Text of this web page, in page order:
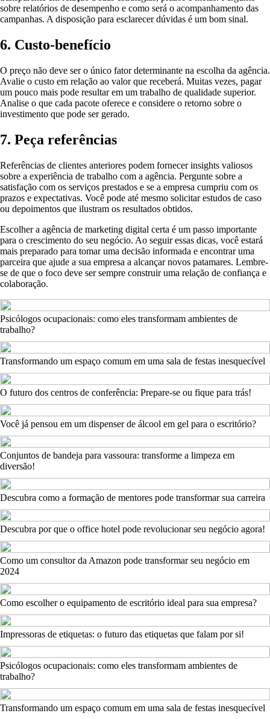
sobre relatórios de desempenho e como será o acompanhamento das
campanhas. A disposição para esclarecer dúvidas é um bom sinal.
6. Custo-benefício
O preço não deve ser o único fator determinante na escolha da agência.
Avalie o custo em relação ao valor que receberá. Muitas vezes, pagar
um pouco mais pode resultar em um trabalho de qualidade superior.
Analise o que cada pacote oferece e considere o retorno sobre o
investimento que pode ser gerado.
7. Peça referências
Referências de clientes anteriores podem fornecer insights valiosos
sobre a experiência de trabalho com a agência. Pergunte sobre a
satisfação com os serviços prestados e se a empresa cumpriu com os
prazos e expectativas. Você pode até mesmo solicitar estudos de caso
ou depoimentos que ilustram os resultados obtidos.
Escolher a agência de marketing digital certa é um passo importante
para o crescimento do seu negócio. Ao seguir essas dicas, você estará
mais preparado para tomar uma decisão informada e encontrar uma
parceira que ajude a sua empresa a alcançar novos patamares. Lembre-
se de que o foco deve ser sempre construir uma relação de confiança e
colaboração.
Psicólogos ocupacionais: como eles transformam ambientes de
trabalho?
Transformando um espaço comum em uma sala de festas inesquecível
O futuro dos centros de conferência: Prepare-se ou fique para trás!
Você já pensou em um dispenser de álcool em gel para o escritório?
Conjuntos de bandeja para vassoura: transforme a limpeza em
diversão!
Descubra como a formação de mentores pode transformar sua carreira
Descubra por que o office hotel pode revolucionar seu negócio agora!
Como um consultor da Amazon pode transformar seu negócio em
2024
Como escolher o equipamento de escritório ideal para sua empresa?
Impressoras de etiquetas: o futuro das etiquetas que falam por si!
Psicólogos ocupacionais: como eles transformam ambientes de
trabalho?
Transformando um espaço comum em uma sala de festas inesquecível